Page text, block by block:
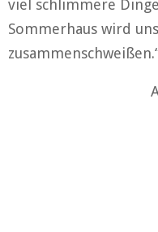
viel schlimmere
Sommerhaus wird